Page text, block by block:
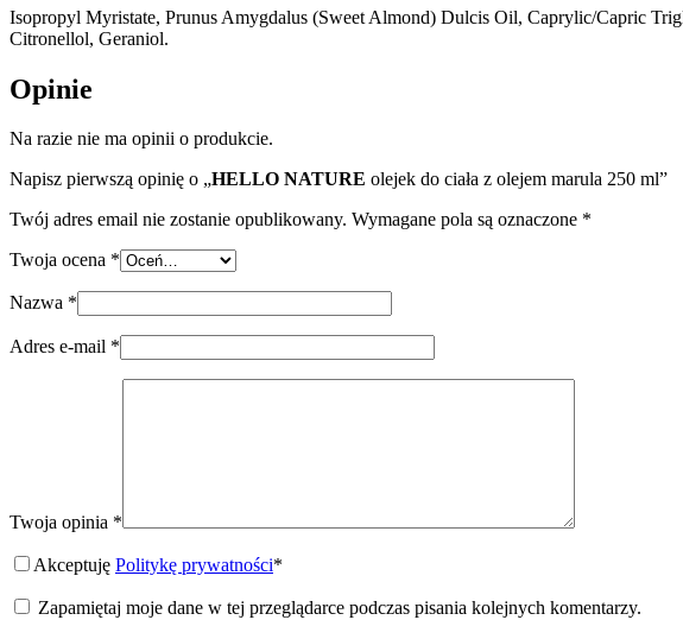
Isopropyl Myristate, Prunus Amygdalus (Sweet Almond) Dulcis Oil, Caprylic/Capric
Citronellol, Geraniol.
Opinie
Na razie nie ma opinii o produkcie.
Napisz pierwszą opinię o „HELLO NATURE olejek do ciała z olejem marula 250 ml”
Twój adres email nie zostanie opublikowany. Wymagane pola są oznaczone *
Twoja ocena *
Nazwa *
Adres e-mail *
Twoja opinia *
Akceptuję Politykę prywatności*
Zapamiętaj moje dane w tej przeglądarce podczas pisania kolejnych komentarzy.